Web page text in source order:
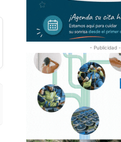
- Publicidad -